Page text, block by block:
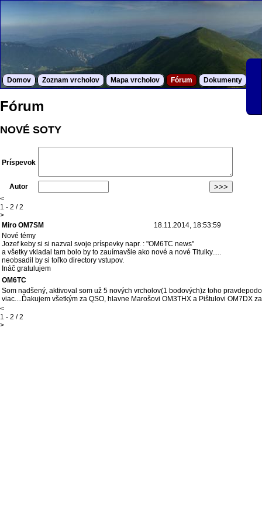
Domov Zoznam vrcholov Mapa vrcholov Fórum Dokumenty
Fórum
NOVÉ SOTY
Príspevok
Autor
<
1 - 2 / 2
>
Miro OM7SM
18.11.2014, 18:53:59
Nové témy
Jozef keby si si nazval svoje príspevky napr. : "OM6TC news"
a všetky vkladal tam bolo by to zauímavšie ako nové a nové Titulky.....
neobsadil by si toľko directory vstupov.
Ináč gratulujem
OM6TC
Som nadšený, aktivoval som už 5 nových vrcholov(1 bodových)z toho
viac....Ďakujem všetkým za QSO, hlavne Marošovi OM3THX a Pištulovi OM7DX
<
1 - 2 / 2
>